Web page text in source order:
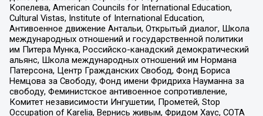
Копелева, American Councils for International Education,
Cultural Vistas, Institute of International Education,
Антивоенное движение Антальи, Открытый диалог, Школа
международных отношений и государственной политики
им Питера Мунка, Российско-канадский демократический
альянс, Школа международных отношений им Нормана
Патерсона, Центр Гражданских Свобод, Фонд Бориса
Немцова за Свободу, Фонд имени Фридриха Науманна за
свободу, Феминистское антивоенное сопротивление,
Комитет независимости Ингушетии, Прометей, Stop
Occupation of Karelia, Вернись живым, Фридом Хаус, СОТА